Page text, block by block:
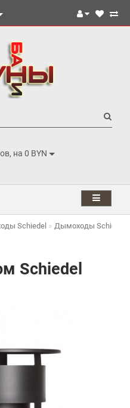
на 0 BYN
Schiedel Дымоходы Schiedel
Schiedel